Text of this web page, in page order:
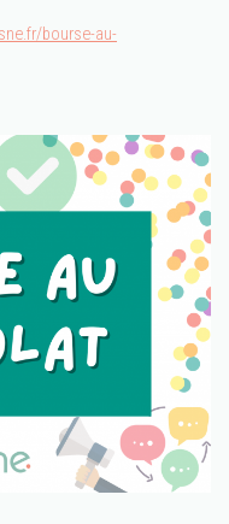
bourse-au-